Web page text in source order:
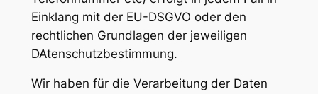
Einklang mit der EU-DSGVO oder den
rechtlichen Grundlagen der jeweiligen
DAtenschutzbestimmung.
Wir haben für die Verarbeitung der Daten